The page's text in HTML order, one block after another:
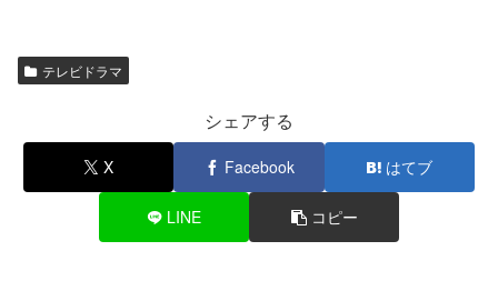
テレビドラマ
シェアする
X Facebook はてブ
LINE コピー